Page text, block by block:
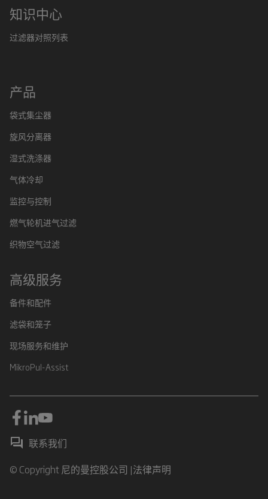
知识中心
过滤器对照列表
产品
袋式集尘器
旋风分离器
湿式洗涤器
气体冷却
监控与控制
燃气轮机进气过滤
织物空气过滤
高级服务
备件和配件
滤袋和笼子
现场服务和维护
MikroPul-Assist
联系我们
© Copyright 尼的曼控股公司 |法律声明